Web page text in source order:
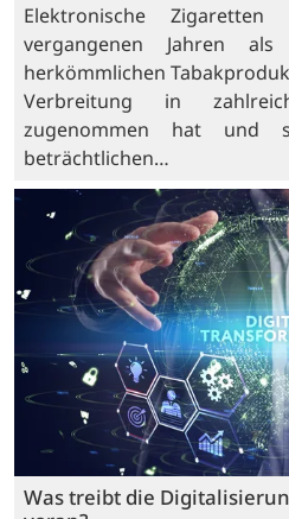
Elektronische
vergangenen Jahren
herkömmlichen
Verbreitung in
zugenommen hat und
beträchtlichen…
Was treibt die